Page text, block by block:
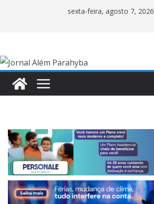
sexta-feira, agosto 7, 2026